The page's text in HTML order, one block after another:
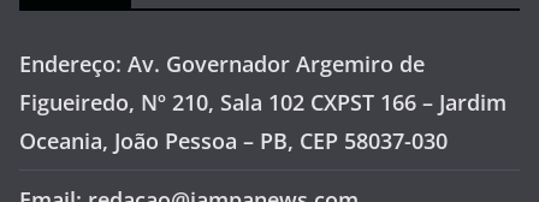
Endereço: Av. Governador Argemiro de
Figueiredo, Nº 210, Sala 102 CXPST 166 – Jardim
Oceania, João Pessoa – PB, CEP 58037-030